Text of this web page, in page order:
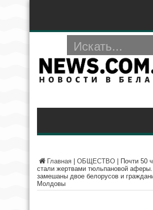
Главная ОБЩЕСТВО
Почти 50
стали жертвами тюльпановой
замешаны двое белорусов и
Молдовы